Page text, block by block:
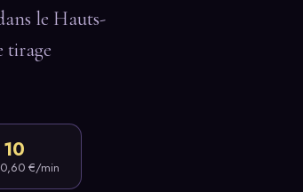
le Hauts-
tirage
0,60 €/min